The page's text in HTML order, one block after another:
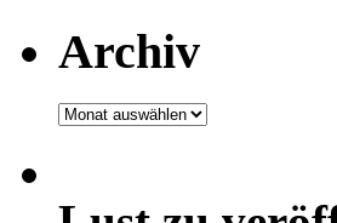
Archiv
Archiv